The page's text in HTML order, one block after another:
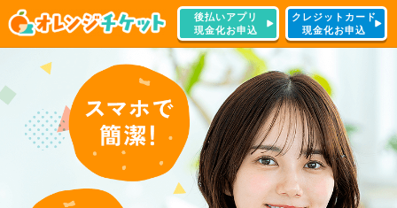
後払いアプリ
現金化お申込
クレジットカード
現金化お申込